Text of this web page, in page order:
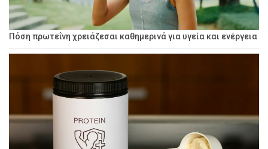
Πόση πρωτεΐνη χρειάζεσαι καθημερινά για υγεία και ενέργεια